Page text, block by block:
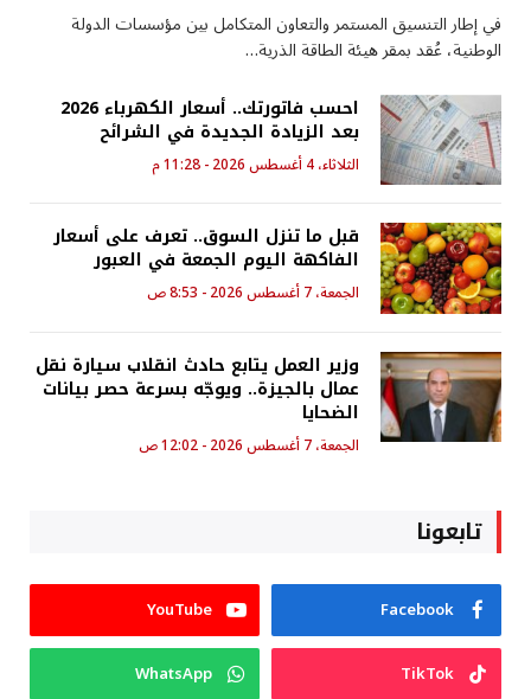
في إطار التنسيق المستمر والتعاون المتكامل بين مؤسسات الدولة
الوطنية، عُقد بمقر هيئة الطاقة الذرية…
احسب فاتورتك.. أسعار الكهرباء 2026
بعد الزيادة الجديدة في الشرائح
الثلاثاء، 4 أغسطس 2026 - 11:28 م
قبل ما تنزل السوق.. تعرف على أسعار
الفاكهة اليوم الجمعة في العبور
الجمعة، 7 أغسطس 2026 - 8:53 ص
وزير العمل يتابع حادث انقلاب سيارة نقل
عمال بالجيزة.. ويوجّه بسرعة حصر بيانات
الضحايا
الجمعة، 7 أغسطس 2026 - 12:02 ص
تابعونا
Facebook
YouTube
TikTok
WhatsApp